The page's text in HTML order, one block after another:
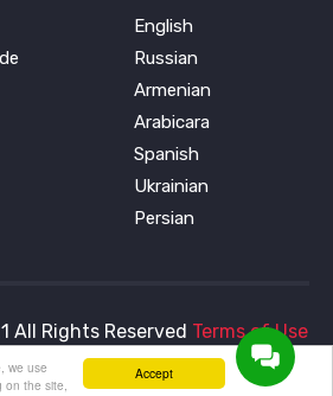
English
Russian
Armenian
Arabicara
Spanish
Ukrainian
Persian
All Rights Reserved Terms of Use
Privacy PolicyAccept
we use
on the site,